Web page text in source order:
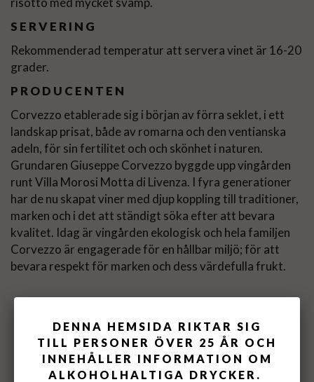
SERVERING
Rekommenderad temperatur att servera vinet är 16-20
grader.
PRODUCENTEN
Corvezzo etablerade sig i början av förra seklet, i ett
landskap prisat, både av romarna och den ventianska
adeln, för sin fertilitet och och skönhet i naturen.
Grundaren Giuseppe Corvezzo byggde upp vingården
runt Villa Morosi Motta di Livenza. I fyra generationer
har de nu skapat viner med djup koppling till traditioner,
marken och i det att ständigt söka efter att bevara
kvalitet. Idag är vingården ekologisk och hela familjen
Corvezzo är engagerade för en hållbar miljö; för att
bevara respekt för marken och dess värdefulla frukt.
DENNA HEMSIDA RIKTAR SIG
TILL PERSONER ÖVER 25 ÅR OCH
INNEHÅLLER INFORMATION OM
ALKOHOLHALTIGA DRYCKER.